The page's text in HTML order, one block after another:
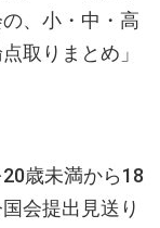
、小・中・高
取りまとめ」
歳未満から18
会提出見送り